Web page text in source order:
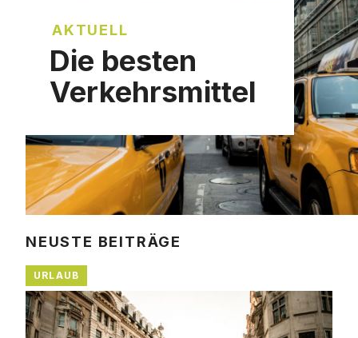
AKTUELL
Die besten
Verkehrsmittel
NEUSTE BEITRÄGE
URLAUB